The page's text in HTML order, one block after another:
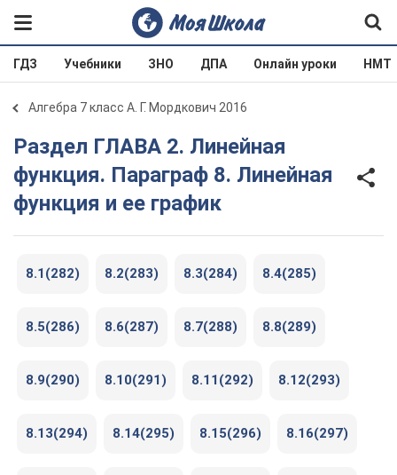
ГДЗ Учебники ЗНО ДПА Онлайн уроки НМТ
Алгебра 7 класс А. Г. Мордкович 2016
Раздел ГЛАВА 2. Линейная
функция. Параграф 8. Линейная
функция и ее график
8.1(282) 8.2(283) 8.3(284) 8.4(285)
8.5(286) 8.6(287) 8.7(288) 8.8(289)
8.9(290) 8.10(291) 8.11(292) 8.12(293)
8.13(294) 8.14(295) 8.15(296) 8.16(297)